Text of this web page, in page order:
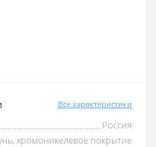
Все характеристики
Россия
хромоникелевое покрытие